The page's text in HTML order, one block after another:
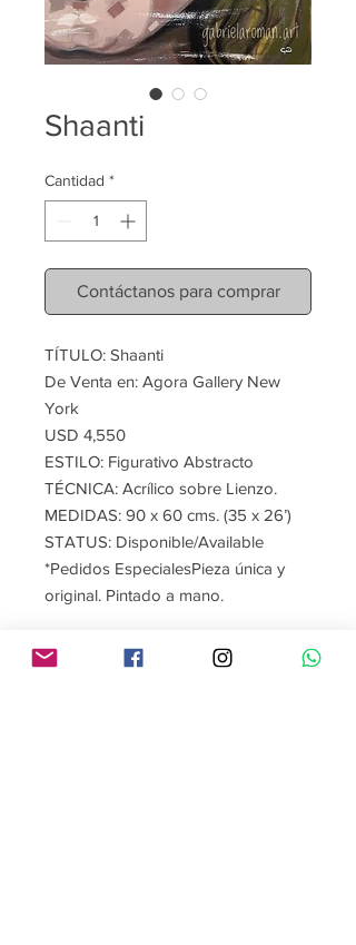
Shaanti
Cantidad *
Contáctanos para comprar
TÍTULO: Shaanti
De Venta en: Agora Gallery New
York
USD 4,550
ESTILO: Figurativo Abstracto
TÉCNICA: Acrílico sobre Lienzo.
MEDIDAS: 90 x 60 cms. (35 x 26’)
STATUS: Disponible/Available
*Pedidos EspecialesPieza única y
original. Pintado a mano.